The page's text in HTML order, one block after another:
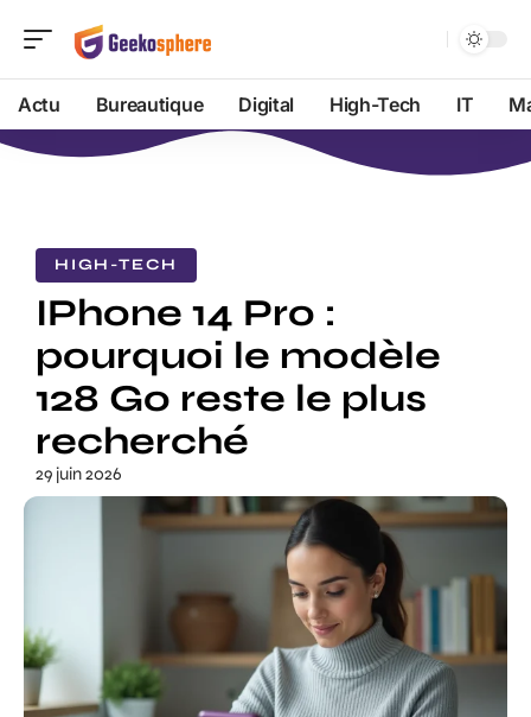
Actu Bureautique Digital High-Tech IT
HIGH-TECH
IPhone 14 Pro :
pourquoi le modèle
128 Go reste le plus
recherché
29 juin 2026